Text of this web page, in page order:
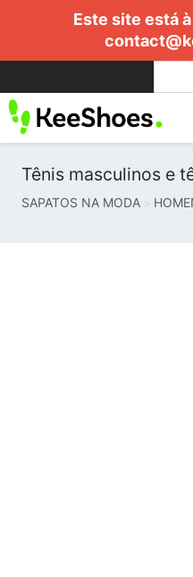
Este site está
Tênis masculinos e
SAPATOS NA MODA